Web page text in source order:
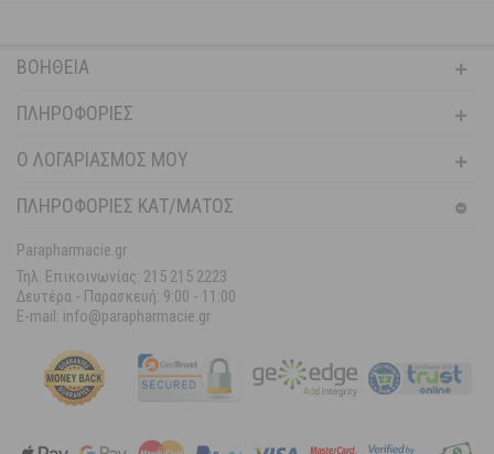
ΒΟΉΘΕΙΑ
ΠΛΗΡΟΦΟΡΊΕΣ
Ο ΛΟΓΑΡΙΑΣΜΌΣ ΜΟΥ
ΠΛΗΡΟΦΟΡΙΕΣ ΚΑΤ/ΜΑΤΟΣ
Parapharmacie.gr
Τηλ. Επικοινωνίας: 215 215 2223
Δευτέρα - Παρασκευή: 9:00 - 11:00
E-mail: info@parapharmacie.gr